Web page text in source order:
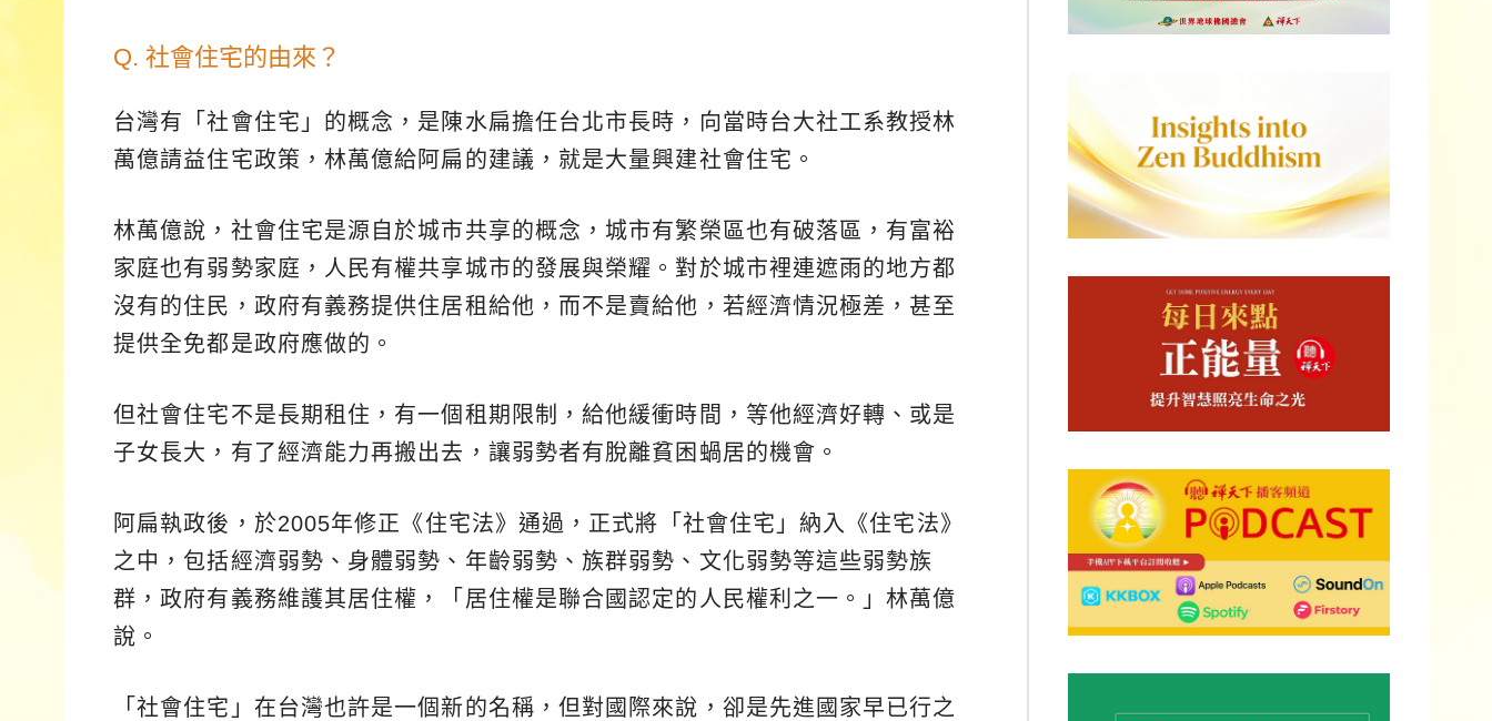
Q. 社會住宅的由來？
台灣有「社會住宅」的概念，是陳水扁擔任台北市長時，向當時台大社工系教授林
萬億請益住宅政策，林萬億給阿扁的建議，就是大量興建社會住宅。
林萬億說，社會住宅是源自於城市共享的概念，城市有繁榮區也有破落區，有富裕
家庭也有弱勢家庭，人民有權共享城市的發展與榮耀。對於城市裡連遮雨的地方都
沒有的住民，政府有義務提供住居租給他，而不是賣給他，若經濟情況極差，甚至
提供全免都是政府應做的。
但社會住宅不是長期租住，有一個租期限制，給他緩衝時間，等他經濟好轉、或是
子女長大，有了經濟能力再搬出去，讓弱勢者有脫離貧困蝸居的機會。
阿扁執政後，於2005年修正《住宅法》通過，正式將「社會住宅」納入《住宅法》
之中，包括經濟弱勢、身體弱勢、年齡弱勢、族群弱勢、文化弱勢等這些弱勢族
群，政府有義務維護其居住權，「居住權是聯合國認定的人民權利之一。」林萬億
說。
「社會住宅」在台灣也許是一個新的名稱，但對國際來說，卻是先進國家早已行之